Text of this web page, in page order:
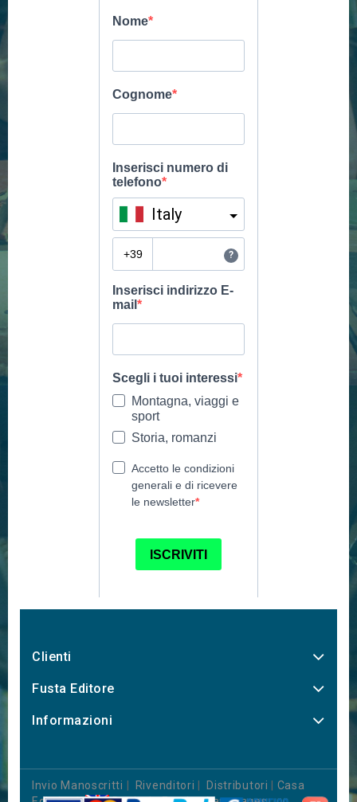
Clienti
Fusta Editore
Informazioni
Invio Manoscritti Rivenditori Distributori
Casa